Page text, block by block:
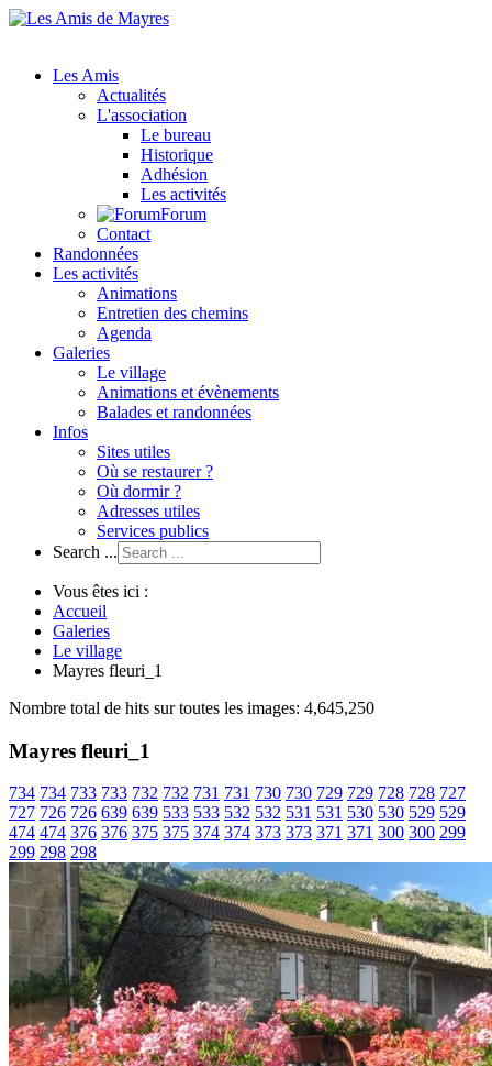
Les Amis
Actualités
L'association
Le bureau
Historique
Adhésion
Les activités
Forum
Contact
Randonnées
Les activités
Animations
Entretien des chemins
Agenda
Galeries
Le village
Animations et évènements
Balades et randonnées
Infos
Sites utiles
Où se restaurer ?
Où dormir ?
Adresses utiles
Services publics
Search ...
Vous êtes ici :
Accueil
Galeries
Le village
Mayres fleuri_1
Nombre total de hits sur toutes les images: 4,645,250
Mayres fleuri_1
734 734 733 733 732 732 731 731 730 730 729 729 728 728 727
727 726 726 639 639 533 533 532 532 531 531 530 530 529 529
474 474 376 376 375 375 374 374 373 373 371 371 300 300 299
299 298 298